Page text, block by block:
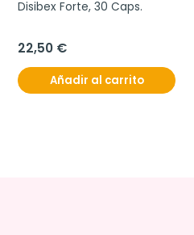
Disibex Forte, 30 Caps.
22,50 €
Añadir al carrito